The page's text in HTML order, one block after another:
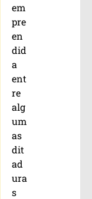
em
pre
en
did
a
ent
re
alg
um
as
dit
ad
ura
s